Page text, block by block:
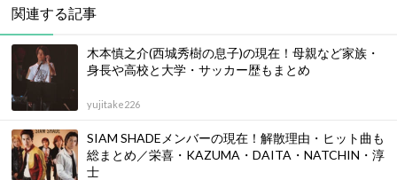
関連する記事
木本慎之介(西城秀樹の息子)の現在！母親など家族・
身長や高校と大学・サッカー歴もまとめ
yujitake226
SIAM SHADEメンバーの現在！解散理由・ヒット曲も
総まとめ／栄喜・KAZUMA・DAITA・NATCHIN・淳
士